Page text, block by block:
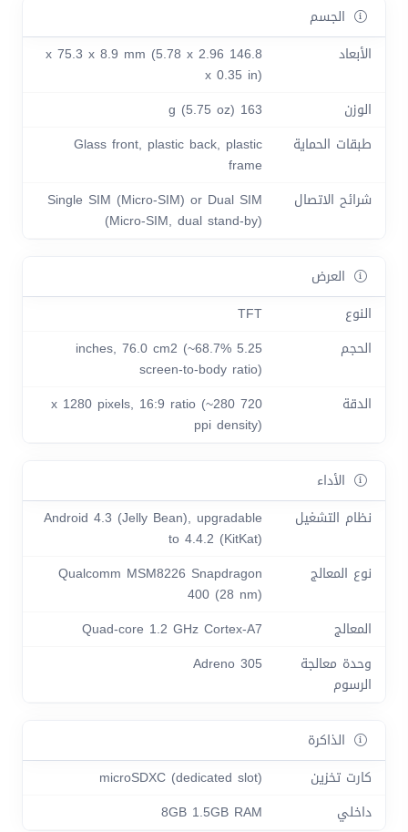
الجسم
الأبعاد
146.8 x 75.3 x 8.9 mm (5.78 x 2.96
x 0.35 in)
الوزن
163 g (5.75 oz)
طبقات الحماية
Glass front, plastic back, plastic
frame
شرائح الاتصال
Single SIM (Micro-SIM) or Dual SIM
(Micro-SIM, dual stand-by)
العرض
النوع
TFT
الحجم
5.25 inches, 76.0 cm2 (~68.7%
screen-to-body ratio)
الدقة
720 x 1280 pixels, 16:9 ratio (~280
ppi density)
الأداء
نظام التشغيل
Android 4.3 (Jelly Bean), upgradable
to 4.4.2 (KitKat)
نوع المعالج
Qualcomm MSM8226 Snapdragon
400 (28 nm)
المعالج
Quad-core 1.2 GHz Cortex-A7
وحدة معالجة
الرسوم
Adreno 305
الذاكرة
كارت تخزين
microSDXC (dedicated slot)
داخلي
8GB 1.5GB RAM